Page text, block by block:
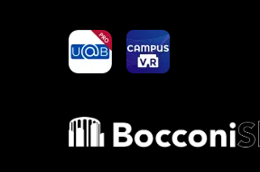
yoU@B Campus VR
Bocconi shop